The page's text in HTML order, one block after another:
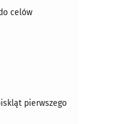
celów
pierwszego